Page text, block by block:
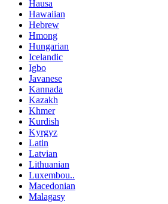
Hausa
Hawaiian
Hebrew
Hmong
Hungarian
Icelandic
Igbo
Javanese
Kannada
Kazakh
Khmer
Kurdish
Kyrgyz
Latin
Latvian
Lithuanian
Luxembou..
Macedonian
Malagasy